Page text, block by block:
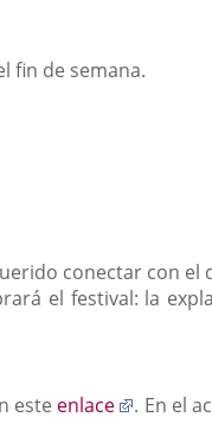
fin de semana.
conectar con el
el festival: la
este enlace
Enlace
. En el